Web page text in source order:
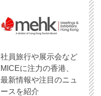
社員旅行や展示会など
MICEに注力の香港、
最新情報や注目のニュ
ースを紹介